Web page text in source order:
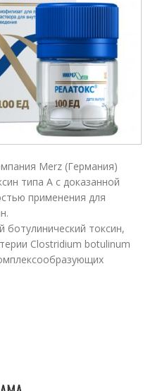
Merz (Германия)
типа А с доказанной
применения для
ботулинический токсин,
Clostridium botulinum